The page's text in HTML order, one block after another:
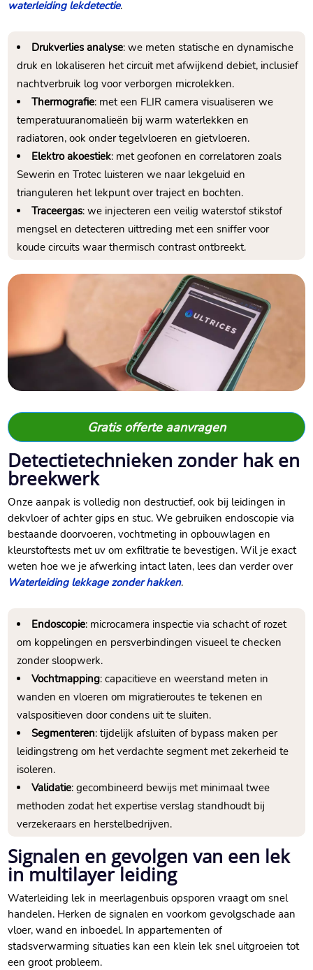
waterleiding lekdetectie.​
Drukverlies analyse: we meten statische en dynamische
druk en lokaliseren het circuit met afwijkend debiet, inclusief
nachtverbruik log voor verborgen microlekken.​
Thermografie: met een FLIR camera visualiseren we
temperatuuranomalieën bij warm waterlekken en
radiatoren, ook onder tegelvloeren en gietvloeren.​
Elektro akoestiek: met geofonen en correlatoren zoals
Sewerin en Trotec luisteren we naar lekgeluid en
trianguleren het lekpunt over traject en bochten.​
Traceergas: we injecteren een veilig waterstof stikstof
mengsel en detecteren uittreding met een sniffer voor
koude circuits waar thermisch contrast ontbreekt.​
Gratis offerte aanvragen
Detectietechnieken zonder hak en
breekwerk
Onze aanpak is volledig non destructief, ook bij leidingen in
dekvloer of achter gips en stuc.​ We gebruiken endoscopie via
bestaande doorvoeren, vochtmeting in opbouwlagen en
kleurstoftests met uv om exfiltratie te bevestigen.​ Wil je exact
weten hoe we je afwerking intact laten, lees dan verder over
Waterleiding lekkage zonder hakken.​
Endoscopie: microcamera inspectie via schacht of rozet
om koppelingen en persverbindingen visueel te checken
zonder sloopwerk.​
Vochtmapping: capacitieve en weerstand meten in
wanden en vloeren om migratieroutes te tekenen en
valspositieven door condens uit te sluiten.​
Segmenteren: tijdelijk afsluiten of bypass maken per
leidingstreng om het verdachte segment met zekerheid te
isoleren.​
Validatie: gecombineerd bewijs met minimaal twee
methoden zodat het expertise verslag standhoudt bij
verzekeraars en herstelbedrijven.​
Signalen en gevolgen van een lek
in multilayer leiding
Waterleiding lek in meerlagenbuis opsporen vraagt om snel
handelen.​ Herken de signalen en voorkom gevolgschade aan
vloer, wand en inboedel.​ In appartementen of
stadsverwarming situaties kan een klein lek snel uitgroeien tot
een groot probleem.​